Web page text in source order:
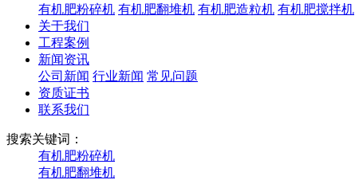
有机肥粉碎机 有机肥翻堆机 有机肥造粒机 有机肥搅拌机
关于我们
工程案例
新闻资讯
公司新闻 行业新闻 常见问题
资质证书
联系我们
搜索关键词：
有机肥粉碎机
有机肥翻堆机